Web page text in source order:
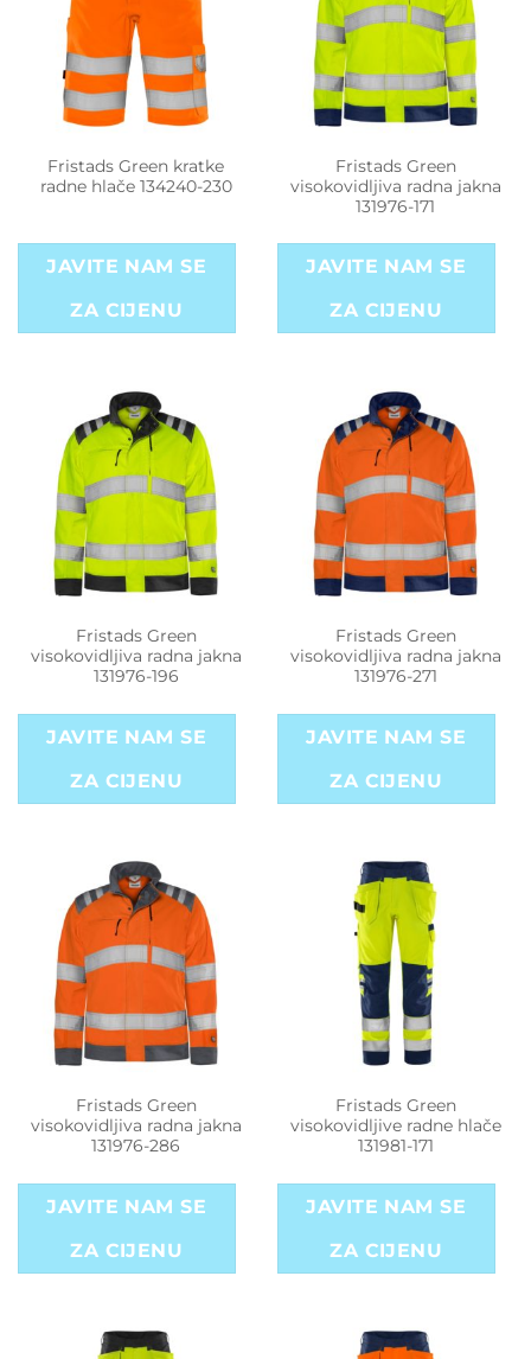
Fristads Green kratke
radne hlače 134240-230
JAVITE NAM SE
ZA CIJENU
Fristads Green
visokovidljiva radna jakna
131976-171
JAVITE NAM SE
ZA CIJENU
Fristads Green
visokovidljiva radna jakna
131976-196
JAVITE NAM SE
ZA CIJENU
Fristads Green
visokovidljiva radna jakna
131976-271
JAVITE NAM SE
ZA CIJENU
Fristads Green
visokovidljiva radna jakna
131976-286
JAVITE NAM SE
ZA CIJENU
Fristads Green
visokovidljive radne hlače
131981-171
JAVITE NAM SE
ZA CIJENU